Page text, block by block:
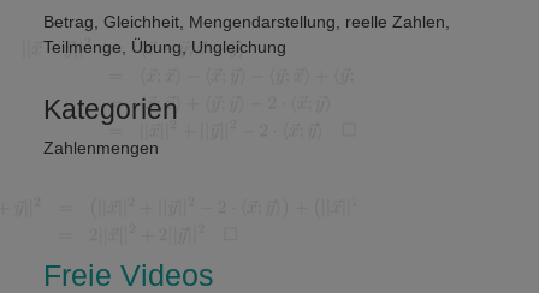
Betrag Gleichheit, Mengendarstellung reelle Zahlen
Teilmenge
Übung Ungleichung
Kategorien
Zahlenmengen
Freie Videos